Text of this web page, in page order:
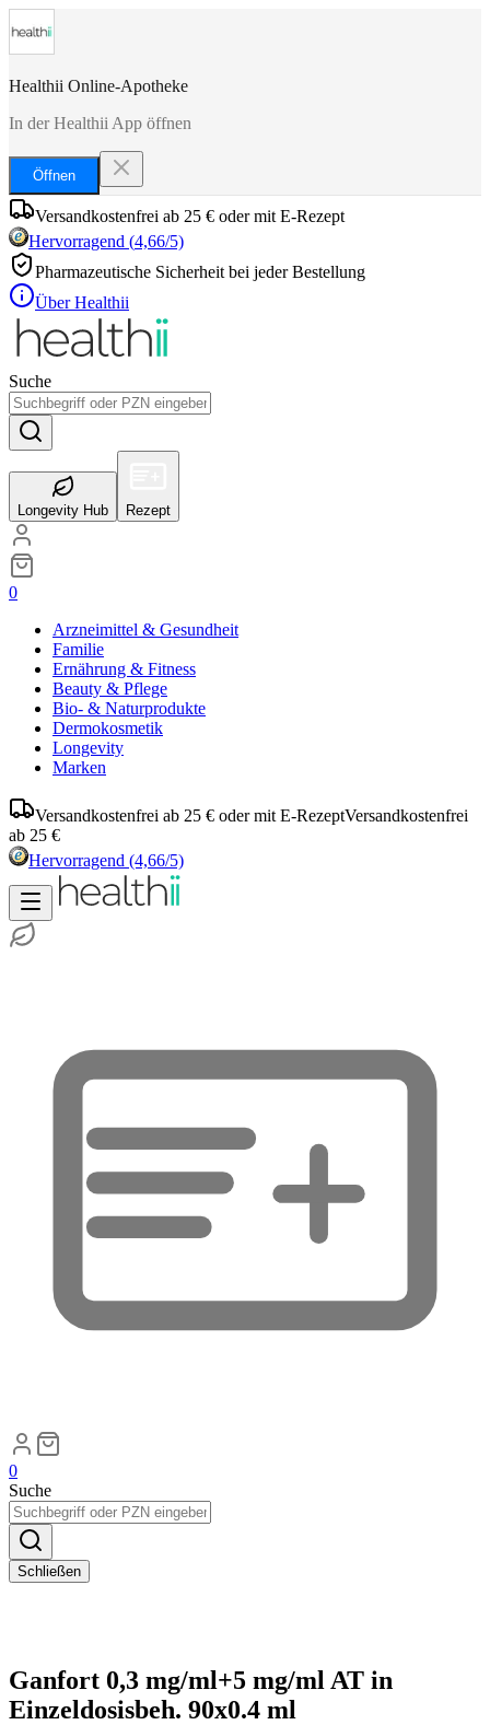
Healthii Online-Apotheke
In der Healthii App öffnen
Öffnen
Versandkostenfrei ab 25 € oder mit E-Rezept
Hervorragend (4,66/5)
Pharmazeutische Sicherheit bei jeder Bestellung
Über Healthii
Suche
Longevity Hub Rezept
0
Arzneimittel & Gesundheit
Familie
Ernährung & Fitness
Beauty & Pflege
Bio- & Naturprodukte
Dermokosmetik
Longevity
Marken
Versandkostenfrei ab 25 € oder mit E-RezeptVersandkostenfrei
ab 25 €
Hervorragend (4,66/5)
0
Suche
Schließen
Ganfort 0,3 mg/ml+5 mg/ml AT in
Einzeldosisbeh. 90x0.4 ml